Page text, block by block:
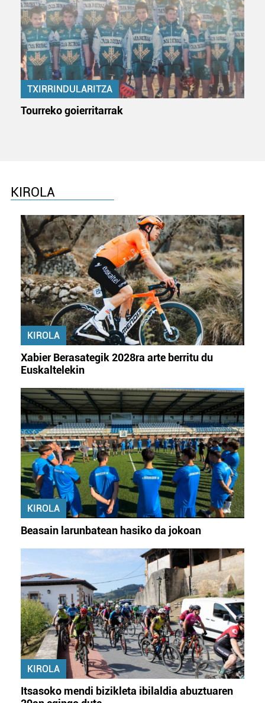
TXIRRINDULARITZA
Tourreko goierritarrak
KIROLA
KIROLA
Xabier Berasategik 2028ra arte berritu du
Euskaltelekin
KIROLA
Beasain larunbatean hasiko da jokoan
KIROLA
Itsasoko mendi bizikleta ibilaldia abuztuaren